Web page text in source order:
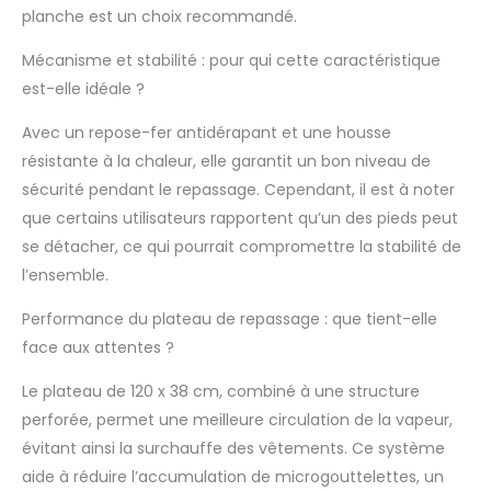
confortable : la
76 à 96 cm permet
sans se pencher.
Léger et maniable :
peut être déplacé et
rangé facilement.
planche est un choix recommandé.
Mécanisme et stabilité : pour qui cette caractéristique
est-elle idéale ?
Avec un repose-fer antidérapant et une housse
résistante à la chaleur, elle garantit un bon niveau de
sécurité pendant le repassage. Cependant, il est à noter
que certains utilisateurs rapportent qu’un des pieds peut
se détacher, ce qui pourrait compromettre la stabilité de
l’ensemble.
Performance du plateau de repassage : que tient-elle
face aux attentes ?
Le plateau de 120 x 38 cm, combiné à une structure
perforée, permet une meilleure circulation de la vapeur,
évitant ainsi la surchauffe des vêtements. Ce système
aide à réduire l’accumulation de microgouttelettes, un